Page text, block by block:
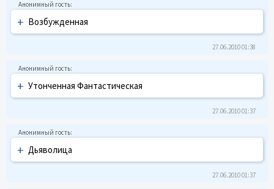
+ Возбyжденная
27.06.2010 01:38
+ Утонченная Фантастическая
27.06.2010 01:37
+ Дьяволица
27.06.2010 01:37